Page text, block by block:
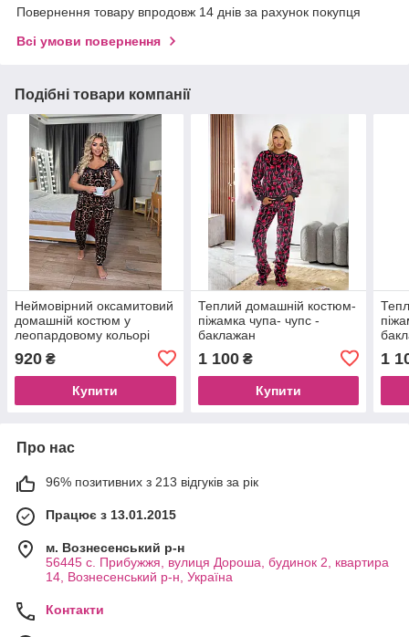
Повернення товару впродовж 14 днів за рахунок покупця
Всі умови повернення
Подібні товари компанії
Неймовірний оксамитовий
домашній костюм у
леопардовому кольорі
920 ₴
Купити
Теплий домашній костюм-
піжамка чупа- чупс -
баклажан
1 100₴
Купити
1
Про нас
96% позитивних з 213 відгуків за рік
Працює з 13.01.2015
м. Вознесенський р-н
56445 с. Прибужжя, вулиця Дороша, будинок 2, квартира
14, Вознесенський р-н, Україна
Контакти